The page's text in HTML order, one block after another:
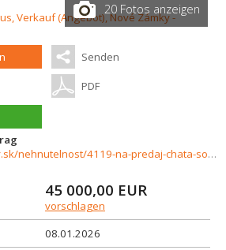
20 Fotos anzeigen
Senden
PDF
https://www.reality-trinity.sk/nehnutelnost/4119-na-predaj-chata-so-zahradou-v-novych-zamkoch
45 000,00 EUR
vorschlagen
08.01.2026